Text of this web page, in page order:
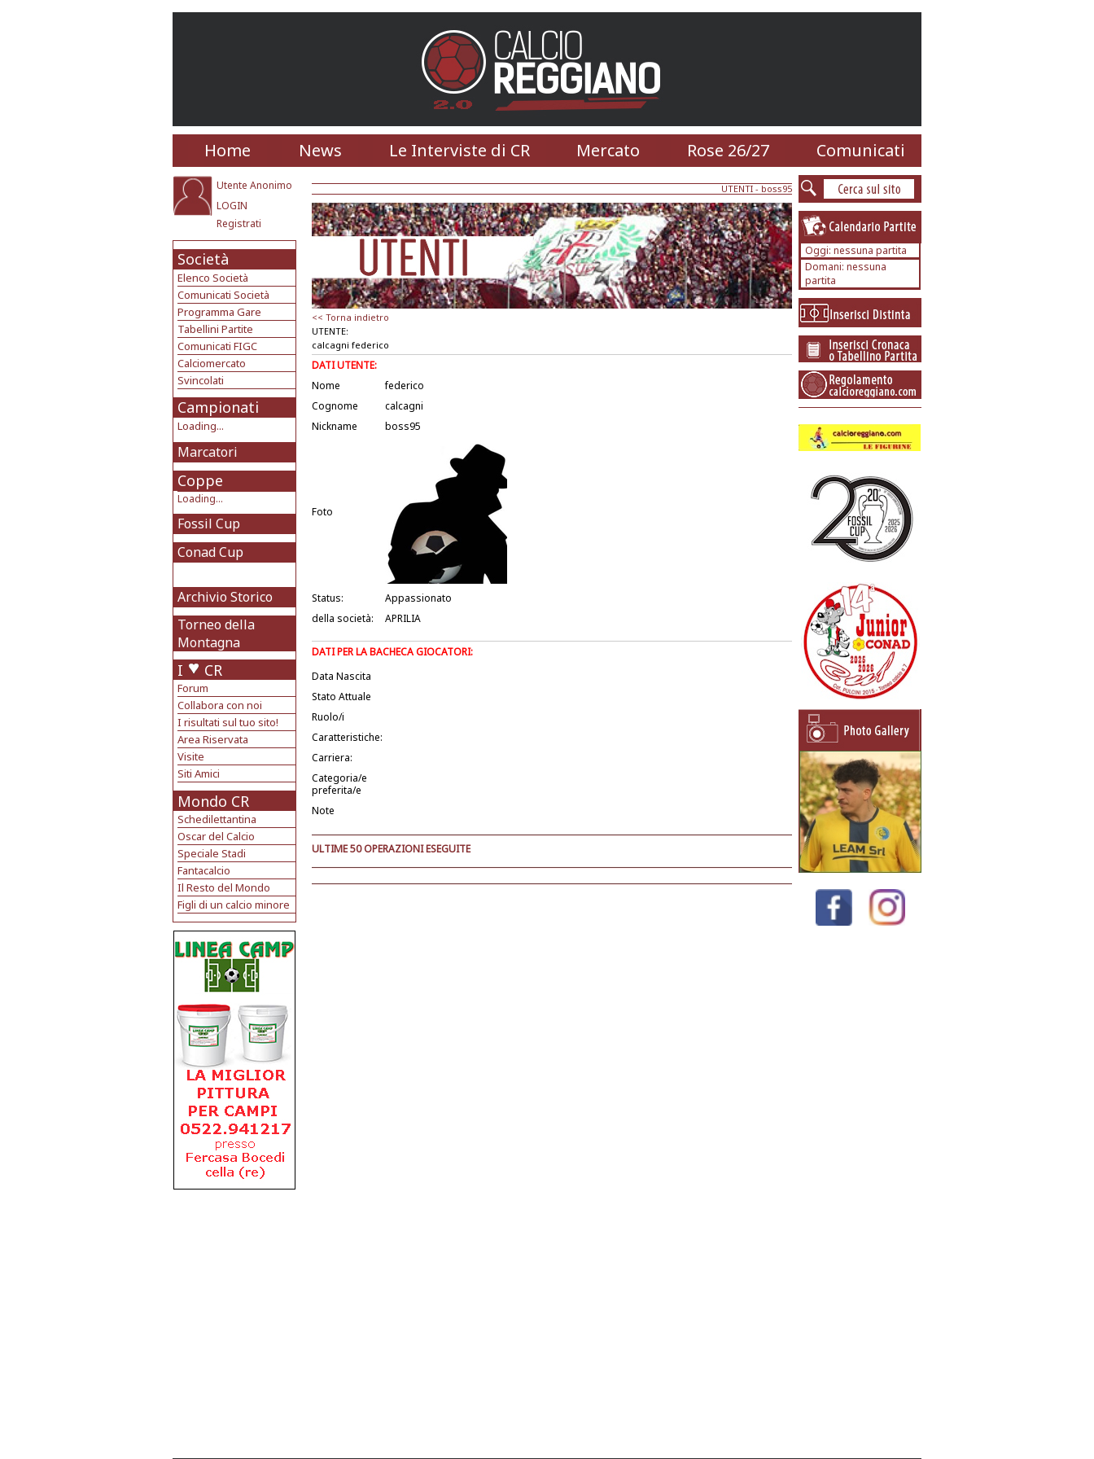
Home News Le Interviste di CR Mercato Rose 26/27 Comunicati
Utente Anonimo
LOGIN
Registrati
Società
Elenco Società
Comunicati Società
Programma Gare
Tabellini Partite
Comunicati FIGC
Calciomercato
Svincolati
Campionati
Loading...
Marcatori
Coppe
Loading...
Fossil Cup
Conad Cup
Archivio Storico
Torneo della
Montagna
I CR
Forum
Collabora con noi
I risultati sul tuo sito!
Area Riservata
Visite
Siti Amici
Mondo CR
Schedilettantina
Oscar del Calcio
Speciale Stadi
Fantacalcio
Il Resto del Mondo
Figli di un calcio minore
UTENTI - boss95
<< Torna indietro
UTENTE:
calcagni federico
DATI UTENTE:
Nome
federico
Cognome
calcagni
Nickname
boss95
Foto
Status:
Appassionato
della società:
APRILIA
DATI PER LA BACHECA GIOCATORI:
Data Nascita
Stato Attuale
Ruolo/i
Caratteristiche:
Carriera:
Categoria/e
preferita/e
Note
ULTIME 50 OPERAZIONI ESEGUITE
Oggi: nessuna partita
Domani: nessuna
partita